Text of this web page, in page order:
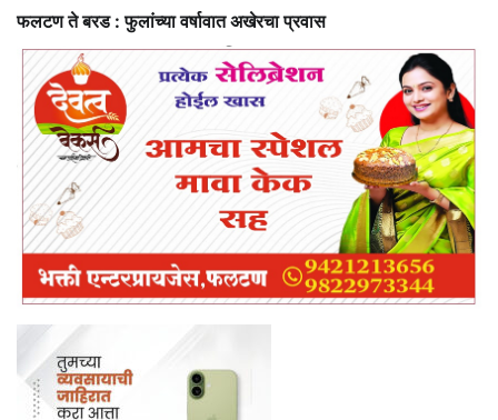
फलटण ते बरड : फुलांच्या वर्षावात अखेरचा प्रवास